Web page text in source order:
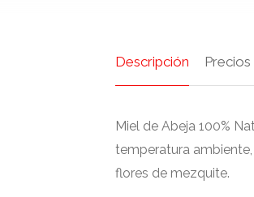
Descripción Precios
Miel de Abeja 100%
temperatura
flores de mezquite.